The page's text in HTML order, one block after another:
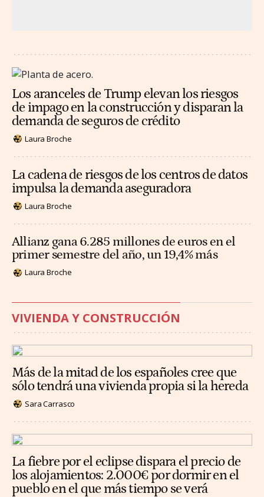
Los aranceles de Trump elevan los riesgos
de impago en la construcción y disparan la
demanda de seguros de crédito
Laura Broche
La cadena de riesgos de los centros de datos
impulsa la demanda aseguradora
Laura Broche
Allianz gana 6.285 millones de euros en el
primer semestre del año, un 19,4% más
Laura Broche
VIVIENDA Y CONSTRUCCIÓN
Más de la mitad de los españoles cree que
sólo tendrá una vivienda propia si la hereda
Sara Carrasco
La fiebre por el eclipse dispara el precio de
los alojamientos: 2.000€ por dormir en el
pueblo en el que más tiempo se verá